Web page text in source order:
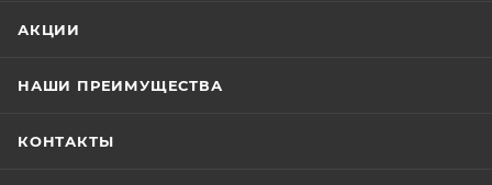
АКЦИИ
НАШИ ПРЕИМУЩЕСТВА
КОНТАКТЫ